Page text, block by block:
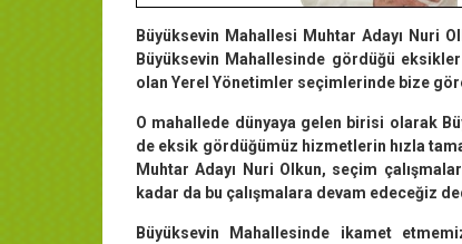
Büyüksevin Mahallesi Muhtar Adayı Nuri
Büyüksevin Mahallesinde gördüğü
olan Yerel Yönetimler seçimlerinde bize
O mahallede dünyaya gelen birisi olarak
de eksik gördüğümüz hizmetlerin hızla
Muhtar Adayı Nuri Olkun, seçim
kadar da bu çalışmalara devam edeceğiz
Büyüksevin Mahallesinde ikamet